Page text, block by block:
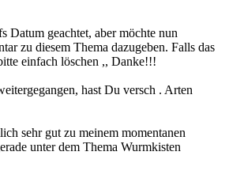
Datum geachtet, aber möchte nun
zu diesem Thema dazugeben. Falls das
einfach löschen ,, Danke!!!
hast Du versch . Arten
sehr gut zu meinem momentanen
unter dem Thema Wurmkisten